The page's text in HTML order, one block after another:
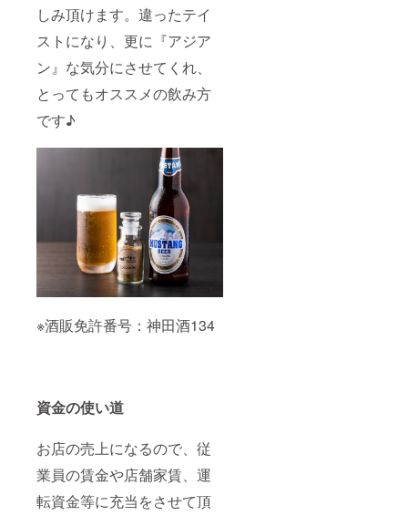
しみ頂けます。違ったテイ
ストになり、更に『アジア
ン』な気分にさせてくれ、
とってもオススメの飲み方
です♪
※酒販免許番号：神田酒134
資金の使い道
お店の売上になるので、従
業員の賃金や店舗家賃、運
転資金等に充当をさせて頂